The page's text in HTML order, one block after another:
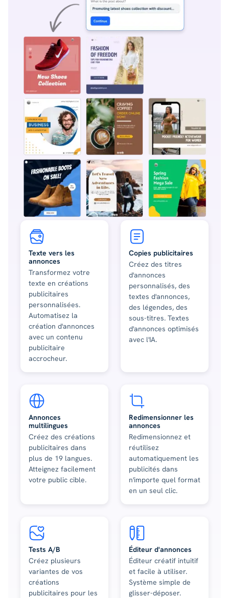
Texte vers les
annonces
Transformez votre
texte en créations
publicitaires
personnalisées.
Automatisez la
création d'annonces
avec un contenu
publicitaire
accrocheur.
Copies publicitaires
Créez des titres
d'annonces
personnalisés, des
textes d'annonces,
des légendes, des
sous-titres. Textes
d'annonces optimisés
avec l'IA.
Annonces
multilingues
Créez des créations
publicitaires dans
plus de 19 langues.
Atteignez facilement
votre public cible.
Redimensionner les
annonces
Redimensionnez et
réutilisez
automatiquement les
publicités dans
n'importe quel format
en un seul clic.
Tests A/B
Créez plusieurs
variantes de vos
créations
publicitaires pour les
Éditeur d'annonces
Éditeur créatif intuitif
et facile à utiliser.
Système simple de
glisser-déposer.